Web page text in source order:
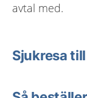
avtal med.
Sjukresa